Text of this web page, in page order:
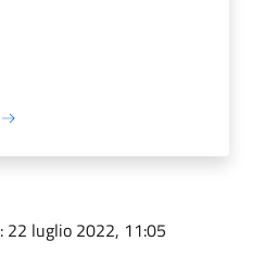
: 22 luglio 2022, 11:05